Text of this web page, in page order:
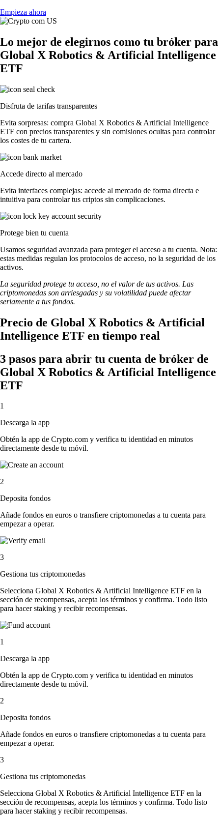
Empieza ahora
Lo mejor de elegirnos como tu bróker para
Global X Robotics & Artificial Intelligence
ETF
Disfruta de tarifas transparentes
Evita sorpresas: compra Global X Robotics & Artificial Intelligence
ETF con precios transparentes y sin comisiones ocultas para controlar
los costes de tu cartera.
Accede directo al mercado
Evita interfaces complejas: accede al mercado de forma directa e
intuitiva para controlar tus criptos sin complicaciones.
Protege bien tu cuenta
Usamos seguridad avanzada para proteger el acceso a tu cuenta. Nota:
estas medidas regulan los protocolos de acceso, no la seguridad de los
activos.
La seguridad protege tu acceso, no el valor de tus activos. Las
criptomonedas son arriesgadas y su volatilidad puede afectar
seriamente a tus fondos.
Precio de Global X Robotics & Artificial
Intelligence ETF en tiempo real
3 pasos para abrir tu cuenta de bróker de
Global X Robotics & Artificial Intelligence
ETF
1
Descarga la app
Obtén la app de Crypto.com y verifica tu identidad en minutos
directamente desde tu móvil.
2
Deposita fondos
Añade fondos en euros o transfiere criptomonedas a tu cuenta para
empezar a operar.
3
Gestiona tus criptomonedas
Selecciona Global X Robotics & Artificial Intelligence ETF en la
sección de recompensas, acepta los términos y confirma. Todo listo
para hacer staking y recibir recompensas.
1
Descarga la app
Obtén la app de Crypto.com y verifica tu identidad en minutos
directamente desde tu móvil.
2
Deposita fondos
Añade fondos en euros o transfiere criptomonedas a tu cuenta para
empezar a operar.
3
Gestiona tus criptomonedas
Selecciona Global X Robotics & Artificial Intelligence ETF en la
sección de recompensas, acepta los términos y confirma. Todo listo
para hacer staking y recibir recompensas.